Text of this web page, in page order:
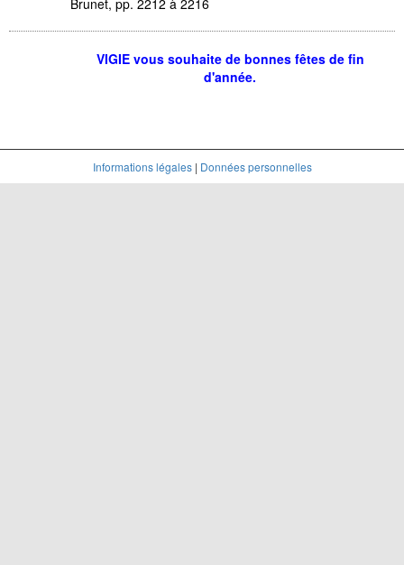
Brunet, pp. 2212 à 2216
VIGIE vous souhaite de bonnes fêtes de fin
d'année.
Informations légales| Données personnelles